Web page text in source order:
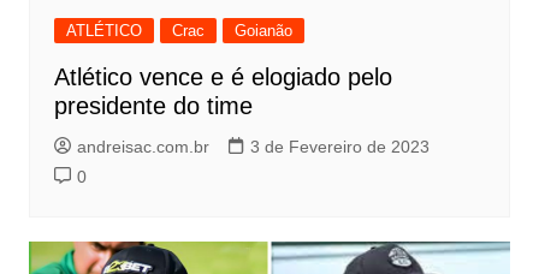
ATLÉTICO Crac Goianão
Atlético vence e é elogiado pelo
presidente do time
andreisac.com.br
3 de Fevereiro de 2023
0